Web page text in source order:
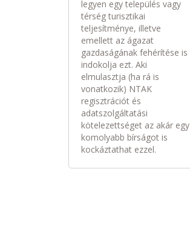
legyen egy település vagy
térség turisztikai
teljesítménye, illetve
emellett az ágazat
gazdaságának fehérítése is
indokolja ezt. Aki
elmulasztja (ha rá is
vonatkozik) NTAK
regisztrációt és
adatszolgáltatási
kötelezettséget az akár egy
komolyabb bírságot is
kockáztathat ezzel.